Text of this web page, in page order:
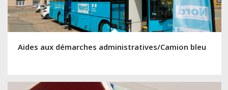
Aides aux démarches administratives/Camion bleu